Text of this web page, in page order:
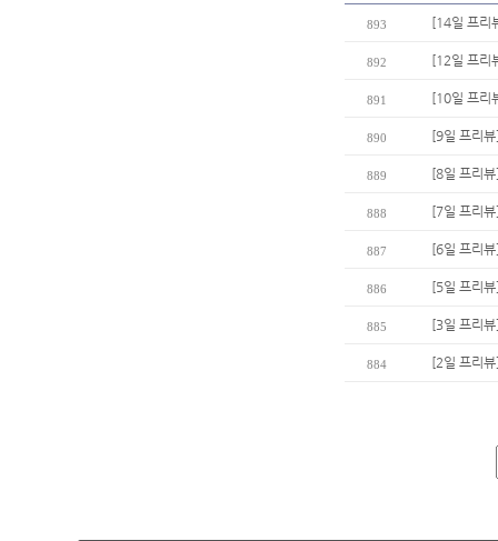
893 [14일 프리
892 [12일 프리
891 [10일 프리
890 [9일 프리
889 [8일 프리
888 [7일 프리
887 [6일 프리
886 [5일 프리
885 [3일 프리
884 [2일 프리